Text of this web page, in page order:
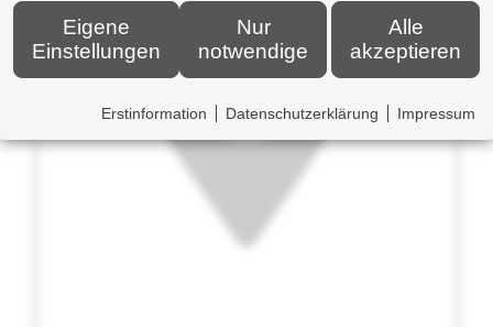
Eigene
Einstellungen
Nur
notwendige
Alle
akzeptieren
Erstinformation Datenschutzerklärung Impressum